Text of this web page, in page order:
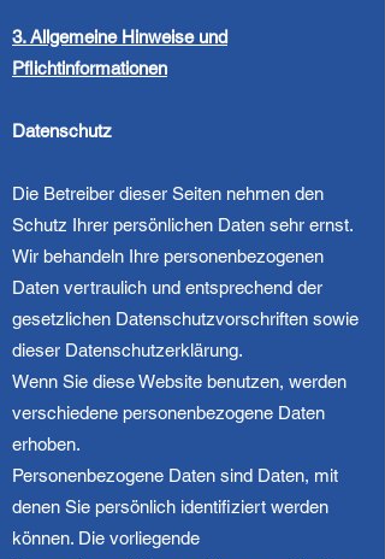
3. Allgemeine Hinweise und
Pflichtinformationen
Datenschutz
Die Betreiber dieser Seiten nehmen den
Schutz Ihrer persönlichen Daten sehr ernst.
Wir behandeln Ihre personenbezogenen
Daten vertraulich und entsprechend der
gesetzlichen Datenschutzvorschriften sowie
dieser Datenschutzerklärung.
Wenn Sie diese Website benutzen, werden
verschiedene personenbezogene Daten
erhoben.
Personenbezogene Daten sind Daten, mit
denen Sie persönlich identifiziert werden
können. Die vorliegende